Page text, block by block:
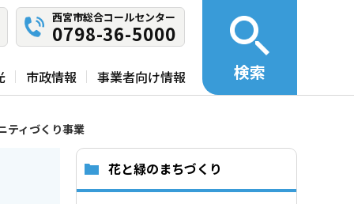
西宮市総合コールセンター
0798-36-5000
市政情報 事業者向け情報 検索
ティづくり事業
花と緑のまちづくり